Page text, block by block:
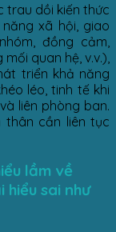
trau dồi kiến thức
xã hội, giao
đồng cảm,
quan hệ, v.v.),
triển khả năng
léo, tinh tế khi
liên phòng ban.
cần liên tục
lầm về
hiểu sai như